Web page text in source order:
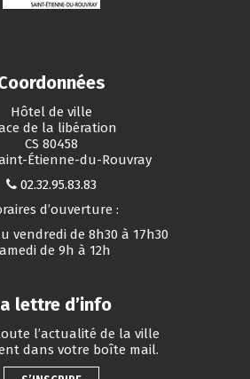
Hôtel de ville
de la libération
CS 80458
Étienne-du-Rouvray
02.32.95.83.83
d’ouverture :
vendredi de 8h30 à 17h30
de 9h à 12h
lettre d’info
l’actualité de la ville
dans votre boîte mail.